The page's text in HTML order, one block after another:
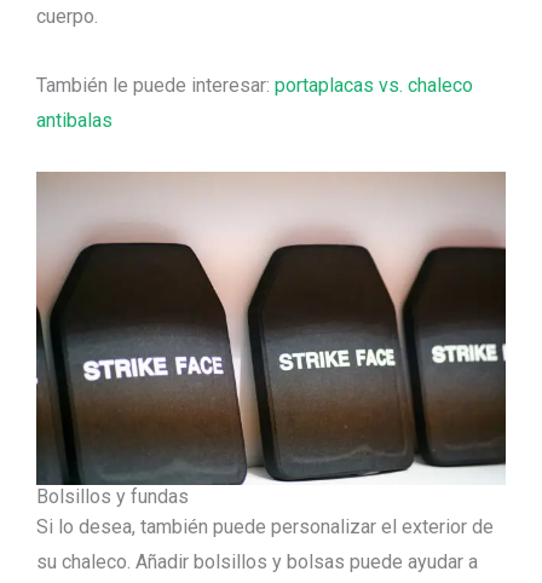
cuerpo.
También le puede interesar: portaplacas vs. chaleco
antibalas
Bolsillos y fundas
Si lo desea, también puede personalizar el exterior de
su chaleco. Añadir bolsillos y bolsas puede ayudar a